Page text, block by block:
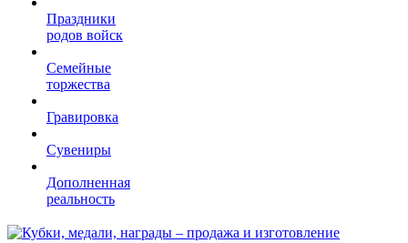
Праздники
родов войск
Семейные
торжества
Гравировка
Сувениры
Дополненная
реальность